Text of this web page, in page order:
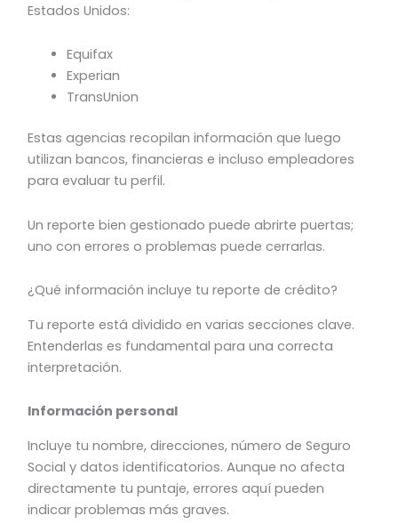
Estados Unidos:
Equifax
Experian
TransUnion
Estas agencias recopilan información que luego
utilizan bancos, financieras e incluso empleadores
para evaluar tu perfil.
Un reporte bien gestionado puede abrirte puertas;
uno con errores o problemas puede cerrarlas.
¿Qué información incluye tu reporte de crédito?
Tu reporte está dividido en varias secciones clave.
Entenderlas es fundamental para una correcta
interpretación.
Información personal
Incluye tu nombre, direcciones, número de Seguro
Social y datos identificatorios. Aunque no afecta
directamente tu puntaje, errores aquí pueden
indicar problemas más graves.